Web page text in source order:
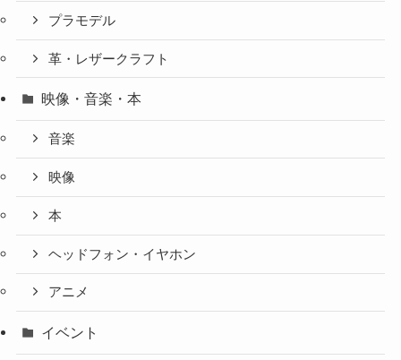
プラモデル
革・レザークラフト
映像・音楽・本
音楽
映像
本
ヘッドフォン・イヤホン
アニメ
イベント